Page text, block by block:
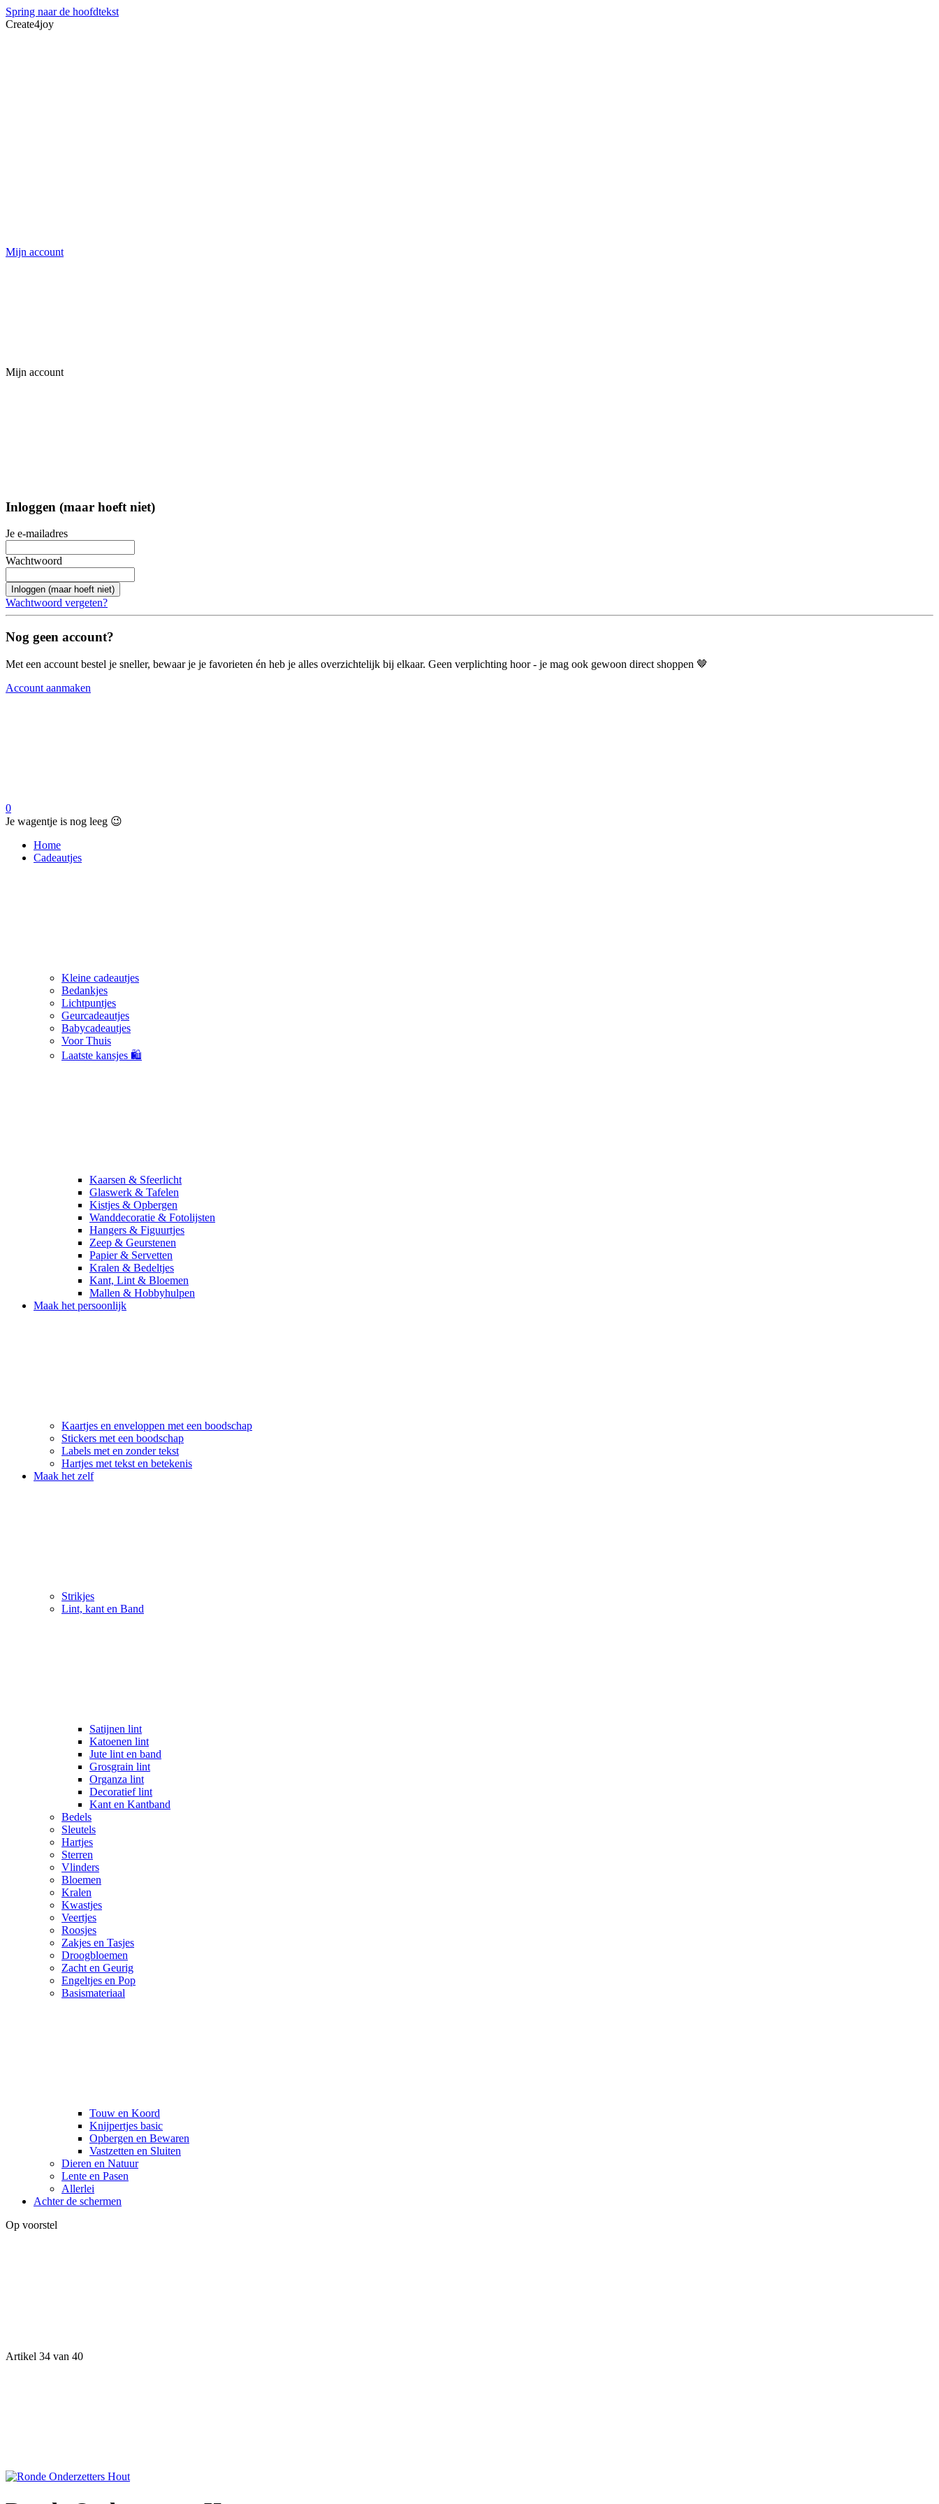
Spring naar de hoofdtekst
Create4joy
Mijn account
Mijn account
Inloggen (maar hoeft niet)
Je e-mailadres
Wachtwoord
Inloggen (maar hoeft niet)
Wachtwoord vergeten?
Nog geen account?
Met een account bestel je sneller, bewaar je je favorieten én heb je alles overzichtelijk bij elkaar. Geen verplichting hoor - je mag ook gewoon direct shoppen 🤎
Account aanmaken
0
Je wagentje is nog leeg 😉
Home
Cadeautjes
Kleine cadeautjes
Bedankjes
Lichtpuntjes
Geurcadeautjes
Babycadeautjes
Voor Thuis
Laatste kansjes 🛍️
Kaarsen & Sfeerlicht
Glaswerk & Tafelen
Kistjes & Opbergen
Wanddecoratie & Fotolijsten
Hangers & Figuurtjes
Zeep & Geurstenen
Papier & Servetten
Kralen & Bedeltjes
Kant, Lint & Bloemen
Mallen & Hobbyhulpen
Maak het persoonlijk
Kaartjes en enveloppen met een boodschap
Stickers met een boodschap
Labels met en zonder tekst
Hartjes met tekst en betekenis
Maak het zelf
Strikjes
Lint, kant en Band
Satijnen lint
Katoenen lint
Jute lint en band
Grosgrain lint
Organza lint
Decoratief lint
Kant en Kantband
Bedels
Sleutels
Hartjes
Sterren
Vlinders
Bloemen
Kralen
Kwastjes
Veertjes
Roosjes
Zakjes en Tasjes
Droogbloemen
Zacht en Geurig
Engeltjes en Pop
Basismateriaal
Touw en Koord
Knijpertjes basic
Opbergen en Bewaren
Vastzetten en Sluiten
Dieren en Natuur
Lente en Pasen
Allerlei
Achter de schermen
Op voorstel
Artikel 34 van 40